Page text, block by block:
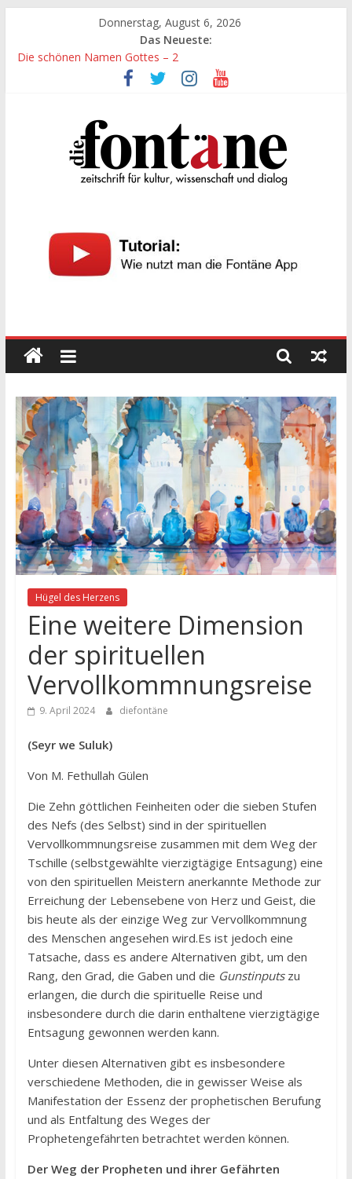
springen
Donnerstag, August 6, 2026
Das Neueste:
Die schönen Namen Gottes – 2
Werte, denen größte Sorgfalt entgegengebracht werden muss
Die schönen Namen Gottes
„Kind“ seiner Zeit sein
Die
Fontäne
kultur,
wissenschaft
und
dialog
Hügel des Herzens
Eine weitere Dimension
der spirituellen
Vervollkommnungsreise
9. April 2024 diefontäne
(Seyr we Suluk)
Von M. Fethullah Gülen
Die Zehn göttlichen Feinheiten oder die sieben Stufen
des Nefs (des Selbst) sind in der spirituellen
Vervollkommnungsreise zusammen mit dem Weg der
Tschille (selbstgewählte vierzigtägige Entsagung) eine
von den spirituellen Meistern anerkannte Methode zur
Erreichung der Lebensebene von Herz und Geist, die
bis heute als der einzige Weg zur Vervollkommnung
des Menschen angesehen wird.Es ist jedoch eine
Tatsache, dass es andere Alternativen gibt, um den
Rang, den Grad, die Gaben und die Gunstinputszu
erlangen, die durch die spirituelle Reise und
insbesondere durch die darin enthaltene vierzigtägige
Entsagung gewonnen werden kann.
Unter diesen Alternativen gibt es insbesondere
verschiedene Methoden, die in gewisser Weise als
Manifestation der Essenz der prophetischen Berufung
und als Entfaltung des Weges der
Prophetengefährten betrachtet werden können.
Der Weg der Propheten und ihrer Gefährten